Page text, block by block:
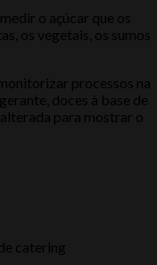
o açúcar que os
os vegetais, os sumos
processos na
doces à base de
para mostrar o
catering